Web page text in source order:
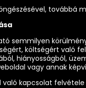
továbbá
semmilyen
költségért való
hiányosságból,
vagy annak
való kapcsolat